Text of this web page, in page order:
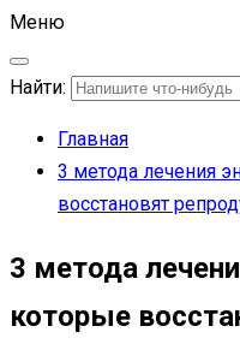
Меню
Найти:
Главная
3 метода лечения
восстановят
3 метода
которые